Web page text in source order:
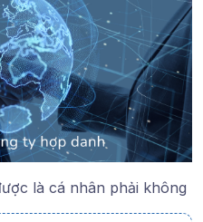
là cá nhân phải không